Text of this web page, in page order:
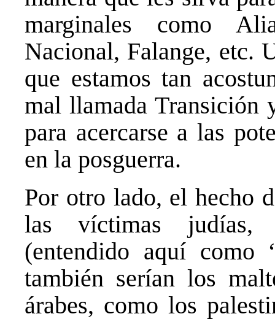
marginales como
Nacional, Falange, etc.
que estamos tan
mal llamada Transición
para acercarse a las
en la posguerra.
Por otro lado, el hecho
las víctimas judías,
(entendido aquí como
también serían los
árabes, como los